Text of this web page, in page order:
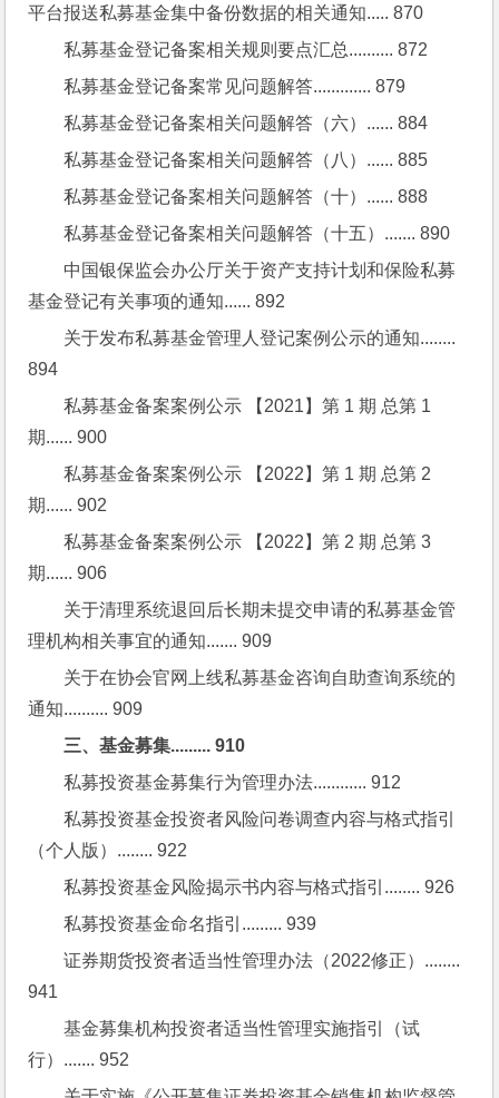
平台报送私募基金集中备份数据的相关通知..... 870
私募基金登记备案相关规则要点汇总.......... 872
私募基金登记备案常见问题解答............. 879
私募基金登记备案相关问题解答（六）...... 884
私募基金登记备案相关问题解答（八）...... 885
私募基金登记备案相关问题解答（十）...... 888
私募基金登记备案相关问题解答（十五）....... 890
中国银保监会办公厅关于资产支持计划和保险私募
基金登记有关事项的通知...... 892
关于发布私募基金管理人登记案例公示的通知........
894
私募基金备案案例公示 【2021】第 1 期 总第 1
期...... 900
私募基金备案案例公示 【2022】第 1 期 总第 2
期...... 902
私募基金备案案例公示 【2022】第 2 期 总第 3
期...... 906
关于清理系统退回后长期未提交申请的私募基金管
理机构相关事宜的通知....... 909
关于在协会官网上线私募基金咨询自助查询系统的
通知.......... 909
三、基金募集......... 910
私募投资基金募集行为管理办法............ 912
私募投资基金投资者风险问卷调查内容与格式指引
（个人版）........ 922
私募投资基金风险揭示书内容与格式指引........ 926
私募投资基金命名指引......... 939
证券期货投资者适当性管理办法（2022修正）........
941
基金募集机构投资者适当性管理实施指引（试
行）....... 952